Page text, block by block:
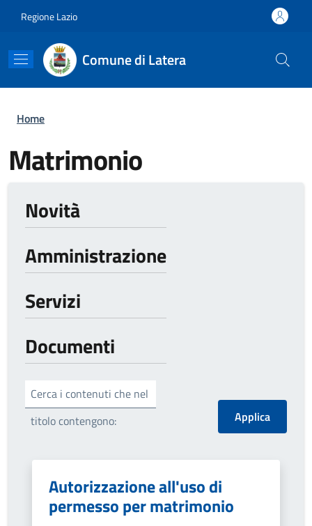
Regione Lazio
Comune di Latera
Briciole di pane
Home
Matrimonio
Novità
Amministrazione
Servizi
Documenti
Cerca i contenuti che nel
titolo contengono:
Autorizzazione all'uso di
permesso per matrimonio